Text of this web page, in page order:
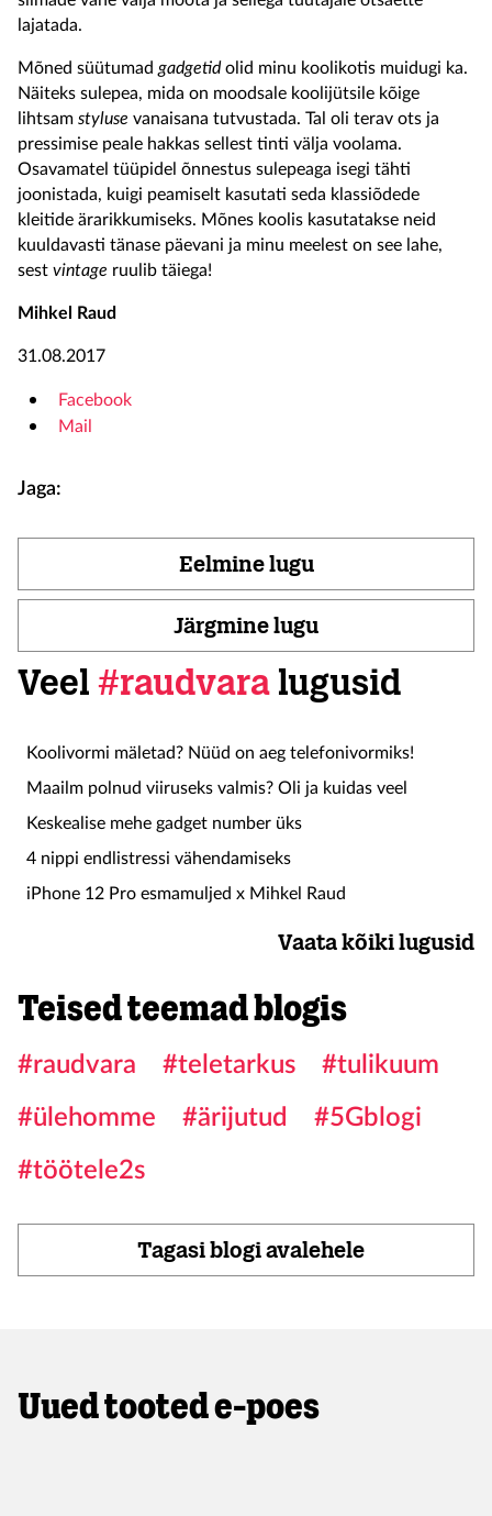
lajatada.
Mõned süütumad gadgetid olid minu koolikotis muidugi ka.
Näiteks sulepea, mida on moodsale koolijütsile kõige
lihtsam styluse vanaisana tutvustada. Tal oli terav ots ja
pressimise peale hakkas sellest tinti välja voolama.
Osavamatel tüüpidel õnnestus sulepeaga isegi tähti
joonistada, kuigi peamiselt kasutati seda klassiõdede
kleitide ärarikkumiseks. Mõnes koolis kasutatakse neid
kuuldavasti tänase päevani ja minu meelest on see lahe,
sest vintage ruulib täiega!
Mihkel Raud
31.08.2017
Facebook
Mail
Jaga:
Eelmine lugu
Järgmine lugu
Veel #raudvara lugusid
Koolivormi mäletad? Nüüd on aeg telefonivormiks!
Maailm polnud viiruseks valmis? Oli ja kuidas veel
Keskealise mehe gadget number üks
4 nippi endlistressi vähendamiseks
iPhone 12 Pro esmamuljed x Mihkel Raud
Vaata kõiki lugusid
Teised teemad blogis
#raudvara #teletarkus
#tulikuum
#ülehomme
#ärijutud
#5Gblogi
#töötele2s
Tagasi blogi avalehele
Uued tooted e-poes